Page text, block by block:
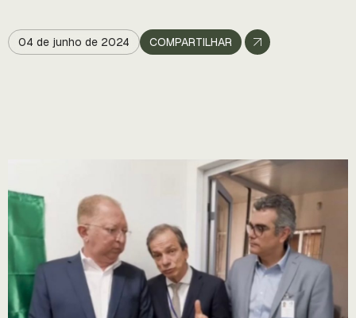
04 de junho de 2024 COMPARTILHAR